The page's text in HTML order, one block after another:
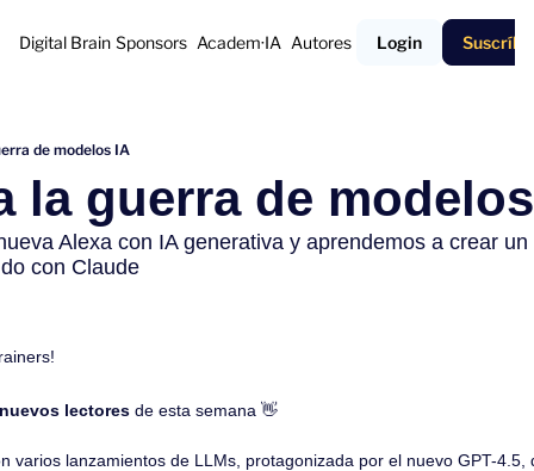
Digital Brain Sponsors Academ·IA Autores Login
de modelos IA
la guerra de
Alexa con IA generativa y aprendemos a crear
con Claude
lectores de esta semana 👋
varios lanzamientos de LLMs, protagonizada por el nuevo GPT-4.5,